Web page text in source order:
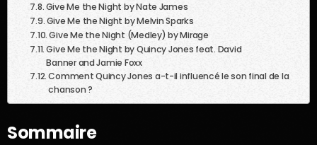
Give Me the Night by Nate James
Give Me the Night by Melvin Sparks
Give Me the Night (Medley) by Mirage
Give Me the Night by Quincy Jones feat. David
Banner and Jamie Foxx
Comment Quincy Jones a-t-il influencé le son final de la
chanson ?
Sommaire